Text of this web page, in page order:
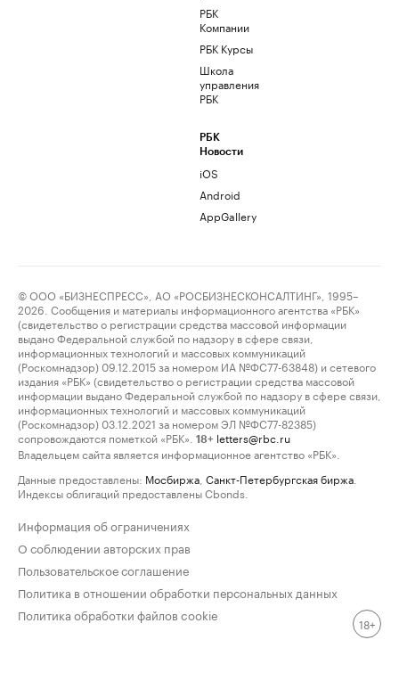
РБК
Компании
РБК Курсы
Школа
управления
РБК
РБК
Новости
iOS
Android
AppGallery
© ООО «БИЗНЕСПРЕСС», АО «РОСБИЗНЕСКОНСАЛТИНГ», 1995–
2026. Сообщения и материалы информационного агентства «РБК»
(свидетельство о регистрации средства массовой информации
выдано Федеральной службой по надзору в сфере связи,
информационных технологий и массовых коммуникаций
(Роскомнадзор) 09.12.2015 за номером ИА №ФС77-63848) и сетевого
издания «РБК» (свидетельство о регистрации средства массовой
информации выдано Федеральной службой по надзору в сфере связи,
информационных технологий и массовых коммуникаций
(Роскомнадзор) 03.12.2021 за номером ЭЛ №ФС77-82385)
сопровождаются пометкой «РБК».
18+ letters@rbc.ru
Владельцем сайта является информационное агентство «РБК».
Данные предоставлены: Мосбиржа Санкт-Петербургская биржа
Индексы облигаций предоставлены Cbonds.
Информация об ограничениях
О соблюдении авторских прав
Пользовательское соглашение
Политика в отношении обработки персональных данных
Политика обработки файлов cookie
18+